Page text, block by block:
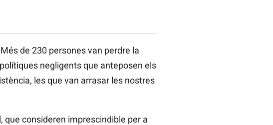
de 230 persones van perdre la
polítiques negligents que anteposen els
les que van arrasar les nostres
que consideren imprescindible per a